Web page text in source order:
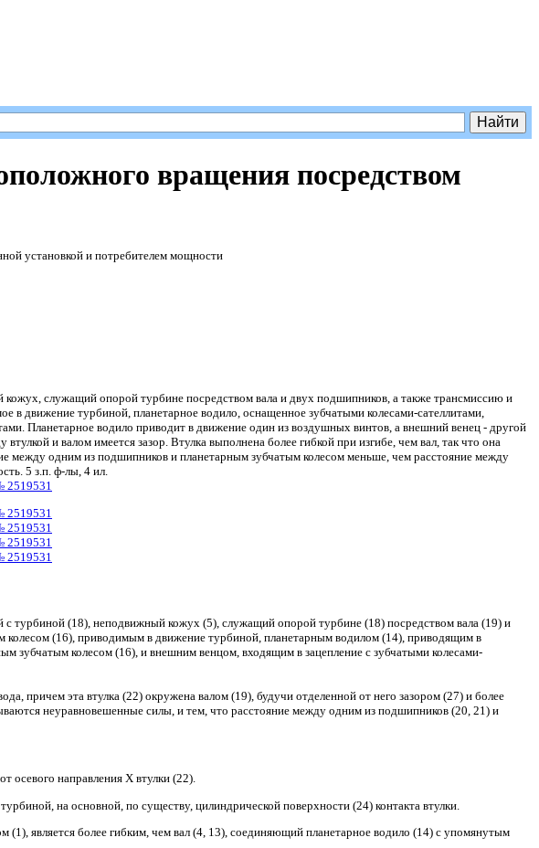
вращения посредством
установкой и потребителем мощности
служащий опорой турбине посредством вала и двух подшипников, а также трансмиссию и
в движение турбиной, планетарное водило, оснащенное зубчатыми колесами-сателлитами,
Планетарное водило приводит в движение один из воздушных винтов, а внешний венец - другой
и валом имеется зазор. Втулка выполнена более гибкой при изгибе, чем вал, так что она
между одним из подшипников и планетарным зубчатым колесом меньше, чем расстояние между
5 з.п. ф-лы, 4 ил.
турбиной (18), неподвижный кожух (5), служащий опорой турбине (18) посредством вала (19) и
(16), приводимым в движение турбиной, планетарным водилом (14), приводящим в
зубчатым колесом (16), и внешним венцом, входящим в зацепление с зубчатыми колесами-
причем эта втулка (22) окружена валом (19), будучи отделенной от него зазором (27) и более
неуравновешенные силы, и тем, что расстояние между одним из подшипников (20, 21) и
осевого направления Х втулки (22).
на основной, по существу, цилиндрической поверхности (24) контакта втулки.
является более гибким, чем вал (4, 13), соединяющий планетарное водило (14) с упомянутым